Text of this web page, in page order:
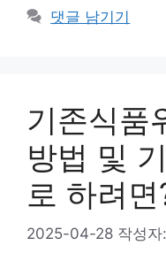
댓글 남기기
기존식품
방법 및
로 하려면
2025-04-28 작성자: